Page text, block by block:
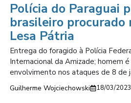
Polícia do Paraguai
brasileiro procurado
Lesa Pátria
Entrega do foragido à Polícia
Internacional da Amizade; homem
envolvimento nos ataques de 8 de
Guilherme Wojciechowski 18/03/2023